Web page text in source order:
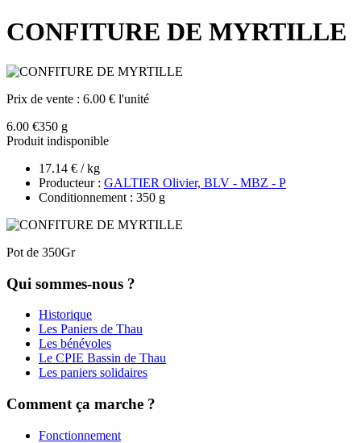
CONFITURE DE MYRTILLE
Prix de vente : 6.00 € l'unité
6.00 €350 g
Produit indisponible
17.14 € / kg
Producteur : GALTIER Olivier, BLV - MBZ - P
Conditionnement : 350 g
Pot de 350Gr
Qui sommes-nous ?
Historique
Les Paniers de Thau
Les bénévoles
Le CPIE Bassin de Thau
Les paniers solidaires
Comment ça marche ?
Fonctionnement